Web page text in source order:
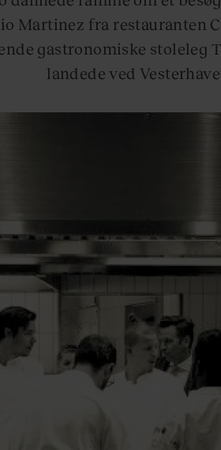
Martinez fra restauranten
gastronomiske stoleleg
landede ved